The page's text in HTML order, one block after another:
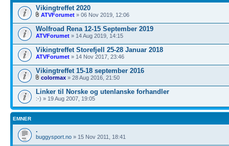
Vikingtreffet 2020
ATVForumet » 06 Nov 2019, 12:06
Wolfroad Rena 12-15 September 2019
ATVForumet » 14 Aug 2019, 14:15
Vikingtreffet Storefjell 25-28 Januar 2018
ATVForumet » 14 Nov 2017, 23:46
Vikingtreffet 15-18 september 2016
colormax » 28 Aug 2016, 21:50
Linker til Norske og utenlanske forhandler
:-) » 19 Aug 2007, 19:05
EMNER
.
buggysport.no » 15 Nov 2011, 18:41